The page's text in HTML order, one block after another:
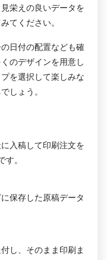
栄えの良いデータを
てください。
日付の配置なども確
のデザインを用意し
を選択して楽しみな
しょう。
入稿して印刷注文を
。
保存した原稿データ
し、そのまま印刷ま